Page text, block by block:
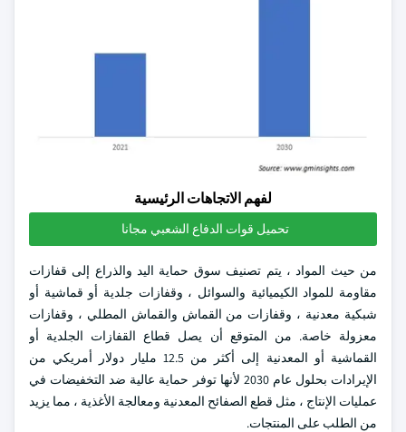
لفهم الاتجاهات الرئيسية
تحميل قوات الدفاع الشعبي مجانا
من حيث المواد ، يتم تصنيف سوق حماية اليد والذراع إلى قفازات
مقاومة للمواد الكيميائية والسوائل ، وقفازات جلدية أو قماشية أو
شبكية معدنية ، وقفازات من القماش والقماش المطلي ، وقفازات
معزولة خاصة. من المتوقع أن يصل قطاع القفازات الجلدية أو
القماشية أو المعدنية إلى أكثر من 12.5 مليار دولار أمريكي من
الإيرادات بحلول عام 2030 لأنها توفر حماية عالية ضد التخفيضات في
عمليات الإنتاج ، مثل قطع الصفائح المعدنية ومعالجة الأغذية ، مما يزيد
من الطلب على المنتجات.